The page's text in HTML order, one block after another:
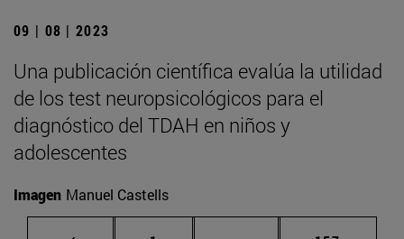
09 | 08 | 2023
Una publicación científica evalúa la utilidad
de los test neuropsicológicos para el
diagnóstico del TDAH en niños y
adolescentes
Imagen Manuel Castells